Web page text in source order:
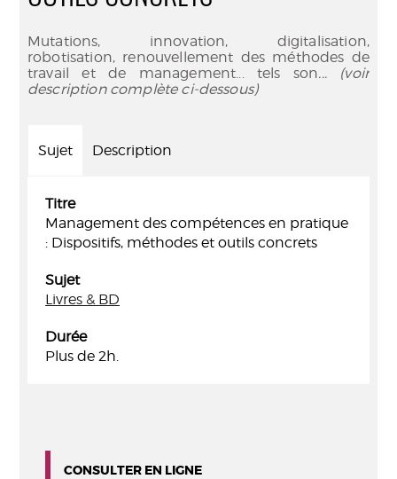
Mutations, innovation, digitalisation,
robotisation, renouvellement des méthodes de
travail et de management... tels son... (voir
description complète ci-dessous)
Sujet Description
Titre
Management des compétences en pratique
: Dispositifs, méthodes et outils concrets
Sujet
Livres & BD
Durée
Plus de 2h.
CONSULTER EN LIGNE